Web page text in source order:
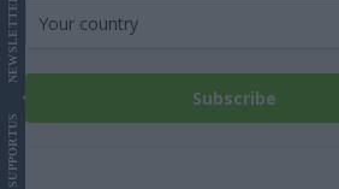
Subscribe
SUPPORT
US
NEWS
LETTER